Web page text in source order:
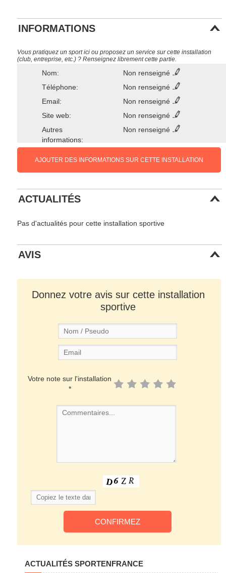
INFORMATIONS
Vous pratiquez un sport ici ou proposez un service sur cette installation
(club, entreprise, etc.) ? Renseignez librement cette partie.
Nom:
Non renseigné
Téléphone:
Non renseigné
Email:
Non renseigné
Site web:
Non renseigné
Autres
informations:
Non renseigné
AJOUTER DES INFORMATIONS SUR CETTE INSTALLATION
ACTUALITÉS
Pas d'actualités pour cette installation sportive
AVIS
Donnez votre avis sur cette installation
sportive
Votre note sur l'installation
*
ACTUALITÉS SPORTENFRANCE